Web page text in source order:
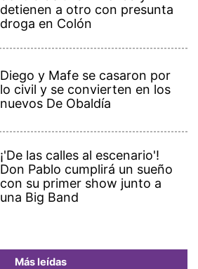
detienen a otro con presunta
droga en Colón
Diego y Mafe se casaron por
lo civil y se convierten en los
nuevos De Obaldía
¡'De las calles al escenario'!
Don Pablo cumplirá un sueño
con su primer show junto a
una Big Band
Más leídas